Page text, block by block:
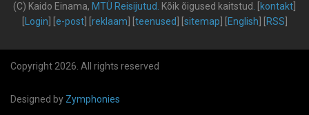
(C) Kaido Einama, MTÜ Reisijutud Kõik õigused kaitstud kontakt
Login e-post] [ reklaam teenused sitemap English RSS
Copyright 2026. All rights reserved
Designed by Zymphonies